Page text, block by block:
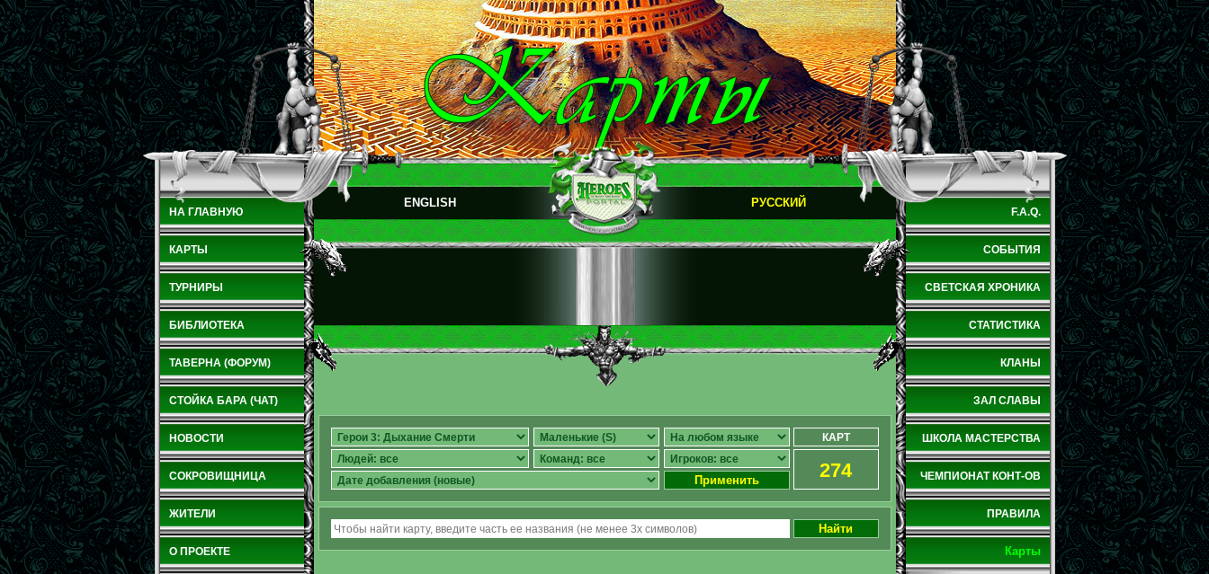
НА ГЛАВНУЮ
КАРТЫ
ТУРНИРЫ
БИБЛИОТЕКА
ТАВЕРНА (ФОРУМ)
СТОЙКА БАРА (ЧАТ)
НОВОСТИ
СОКРОВИЩНИЦА
ЖИТЕЛИ
О ПРОЕКТЕ
ENGLISH РУССКИЙ
Применить
КАРТ
274
Найти
F.A.Q.
СОБЫТИЯ
СВЕТСКАЯ ХРОНИКА
СТАТИСТИКА
КЛАНЫ
ЗАЛ СЛАВЫ
ШКОЛА МАСТЕРСТВА
ЧЕМПИОНАТ КОНТ-ОВ
ПРАВИЛА
Карты